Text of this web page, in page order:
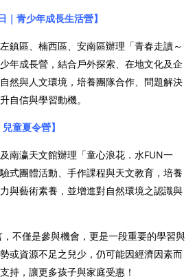
青少年成長生活營】
鎮區、楠西區、安南區辦理「青春走讀～
年成長營，結合戶外探索、在地文化及企
然與人文環境，培養團隊合作、問題解決
自信與學習動機。
童夏令營】
南瀛天文館辦理「童心浪花．水FUN一
式團體活動、手作課程與天文教育，培養
與藝術素養，並增進對自然環境之認識與
不僅是參與機會，更是一段重要的學習與
或資源不足之兒少，仍可能因經濟因素而
持，讓更多孩子與家庭受惠！